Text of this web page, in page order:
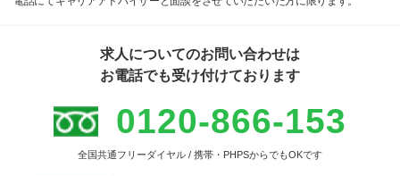
求人についてのお問い合わせは
お電話でも受け付けております
0120-866-153
全国共通フリーダイヤル / 携帯・PHPSからでもOKです